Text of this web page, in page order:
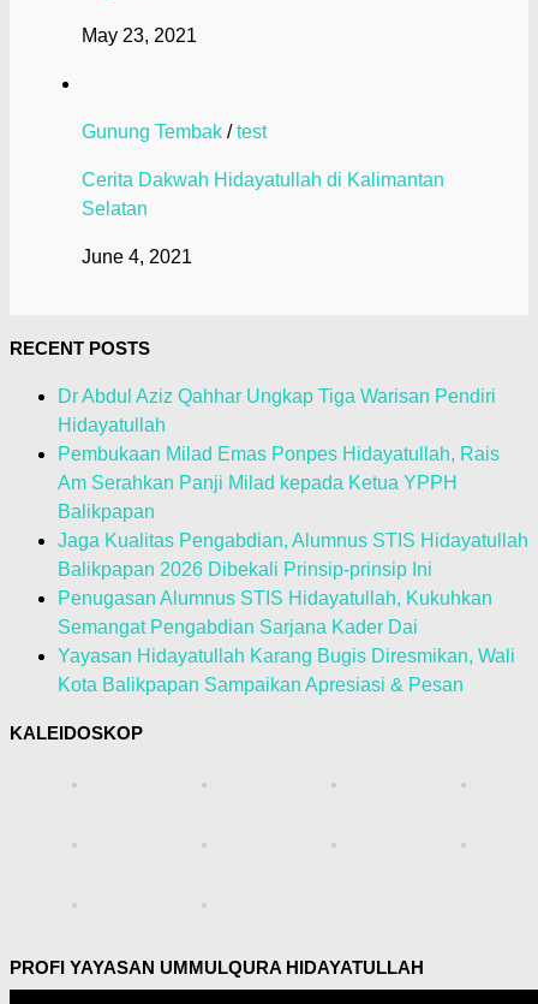
May 23, 2021
Gunung Tembak /test
Cerita Dakwah Hidayatullah di Kalimantan
Selatan
June 4, 2021
RECENT POSTS
Dr Abdul Aziz Qahhar Ungkap Tiga Warisan Pendiri
Hidayatullah
Pembukaan Milad Emas Ponpes Hidayatullah, Rais
Am Serahkan Panji Milad kepada Ketua YPPH
Balikpapan
Jaga Kualitas Pengabdian, Alumnus STIS Hidayatullah
Balikpapan 2026 Dibekali Prinsip-prinsip Ini
Penugasan Alumnus STIS Hidayatullah, Kukuhkan
Semangat Pengabdian Sarjana Kader Dai
Yayasan Hidayatullah Karang Bugis Diresmikan, Wali
Kota Balikpapan Sampaikan Apresiasi & Pesan
KALEIDOSKOP
PROFI YAYASAN UMMULQURA HIDAYATULLAH